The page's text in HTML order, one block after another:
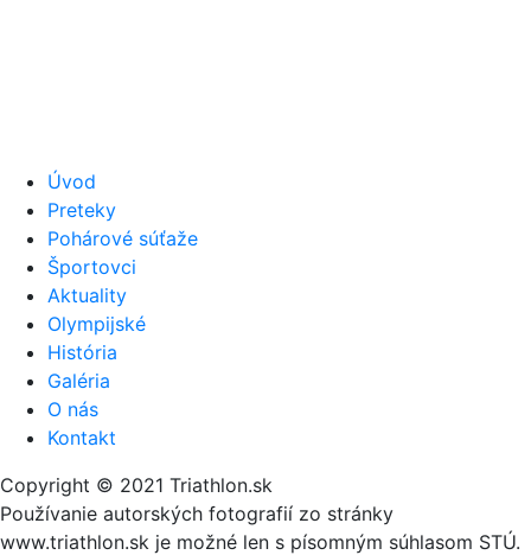
Úvod
Preteky
Pohárové súťaže
Športovci
Aktuality
Olympijské
História
Galéria
O nás
Kontakt
Copyright © 2021 Triathlon.sk
Používanie autorských fotografií zo stránky
www.triathlon.sk je možné len s písomným súhlasom STÚ.